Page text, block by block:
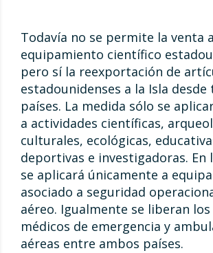
Todavía no se permite la venta
equipamiento científico
pero sí la reexportación de
estadounidenses a la Isla desde
países. La medida sólo se
a actividades científicas,
culturales, ecológicas,
deportivas e investigadoras. En
se aplicará únicamente a
asociado a seguridad
aéreo. Igualmente se liberan
médicos de emergencia y
aéreas entre ambos países.